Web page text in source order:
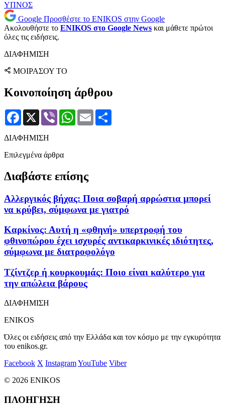
ΥΠΝΟΣ
Google Προσθέστε το ENIKOS στην Google
Ακολουθήστε το ENIKOS στο Google News και μάθετε πρώτοι
όλες τις ειδήσεις.
ΔΙΑΦΗΜΙΣΗ
ΜΟΙΡΑΣΟΥ ΤΟ
Κοινοποίηση άρθρου
Facebook
X Viber WhatsApp
Email
ΔΙΑΦΗΜΙΣΗ
Επιλεγμένα άρθρα
Διαβάστε επίσης
Αλλεργικός βήχας: Ποια σοβαρή αρρώστια μπορεί
να κρύβει, σύμφωνα με γιατρό
Καρκίνος: Αυτή η «φθηνή» υπερτροφή του
φθινοπώρου έχει ισχυρές αντικαρκινικές ιδιότητες,
σύμφωνα με διατροφολόγο
Τζίντζερ ή κουρκουμάς: Ποιο είναι καλύτερο για
την απώλεια βάρους
ΔΙΑΦΗΜΙΣΗ
ENIKOS
Όλες οι ειδήσεις από την Ελλάδα και τον κόσμο με την εγκυρότητα
του enikos.gr.
Facebook X InstagramYouTube Viber
© 2026 ENIKOS
ΠΛΟΗΓΗΣΗ